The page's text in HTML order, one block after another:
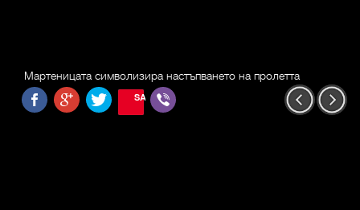
Мартеницата символизира настъпването на пролетта
SAVE